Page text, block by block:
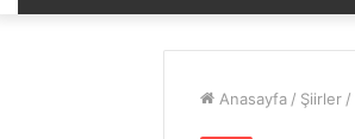
Anasayfa / Şiirler /